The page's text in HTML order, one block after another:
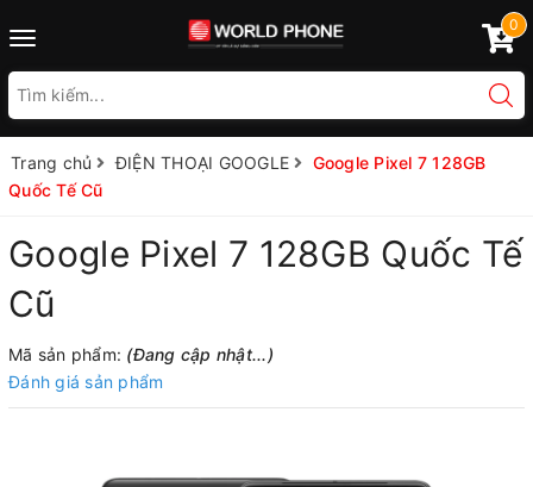
Toggle
0
Trang chủ ĐIỆN THOẠI GOOGLE
Google Pixel 7 128GB
Quốc Tế Cũ
Google Pixel 7 128GB Quốc Tế
Cũ
Mã sản phẩm: (Đang cập nhật...)
Đánh giá sản phẩm